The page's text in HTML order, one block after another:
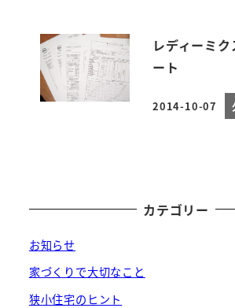
レディーミ
ート
投稿日
2014-10-07
カテゴリー
お知らせ
家づくりで大切なこと
狭小住宅のヒント